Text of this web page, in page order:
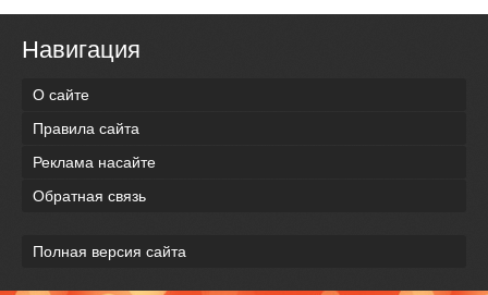
Навигация
О сайте
Правила сайта
Реклама насайте
Обратная связь
Полная версия сайта